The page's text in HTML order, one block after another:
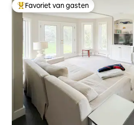
Topfavoriet van gasten
Favoriet van gasten